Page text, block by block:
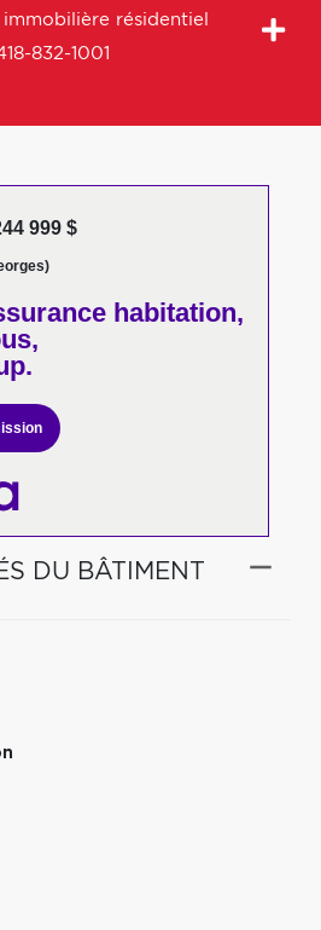
résidentiel
832-1001
999 $
habitation,
DU BÂTIMENT